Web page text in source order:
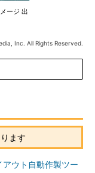
ージ 出
Inc. All Rights Reserved.
ます
ウト自動作製ツー